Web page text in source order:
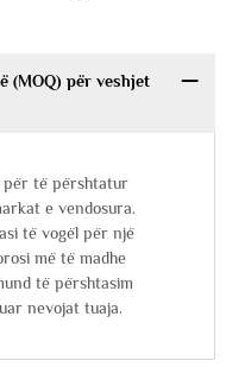
(MOQ) për veshjet
për të përshtatur
e vendosura.
të vogël për një
më të madhe
të përshtasim
nevojat tuaja.